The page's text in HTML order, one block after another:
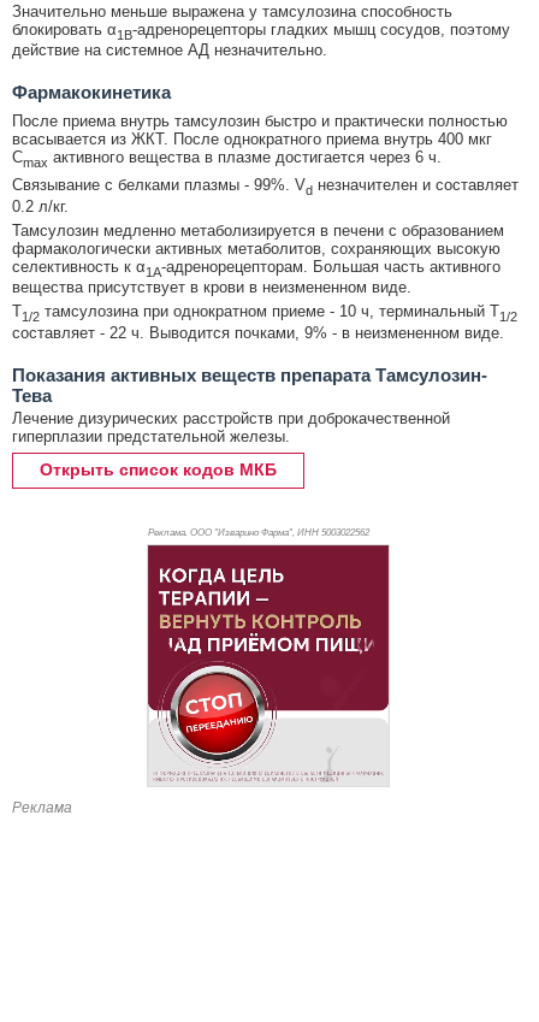
Значительно меньше выражена у тамсулозина способность
блокировать α1B-адренорецепторы гладких мышц сосудов, поэтому
действие на системное АД незначительно.
Фармакокинетика
После приема внутрь тамсулозин быстро и практически полностью
всасывается из ЖКТ. После однократного приема внутрь 400 мкг
Cmax активного вещества в плазме достигается через 6 ч.
Связывание с белками плазмы - 99%. Vd незначителен и составляет
0.2 л/кг.
Тамсулозин медленно метаболизируется в печени с образованием
фармакологически активных метаболитов, сохраняющих высокую
селективность к α1A-адренорецепторам. Большая часть активного
вещества присутствует в крови в неизмененном виде.
T1/2 тамсулозина при однократном приеме - 10 ч, терминальный T1/2
составляет - 22 ч. Выводится почками, 9% - в неизмененном виде.
Показания активных веществ препарата Тамсулозин-
Тева
Лечение дизурических расстройств при доброкачественной
гиперплазии предстательной железы.
Открыть список кодов МКБ
Реклама. ООО "Изварино Фарма", ИНН 5003022562
Реклама